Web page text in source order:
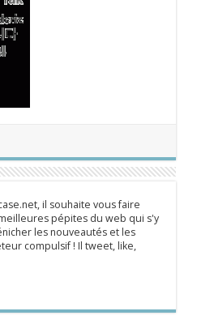
il souhaite vous faire
pépites du web qui s'y
les nouveautés et les
compulsif ! Il tweet, like,